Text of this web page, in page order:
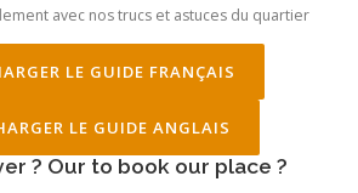
avec nos trucs et astuces du quartier
LE GUIDE FRANÇAIS
LE GUIDE ANGLAIS
? Our to book our place ?